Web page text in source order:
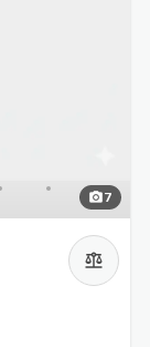
photo_camera7
balance